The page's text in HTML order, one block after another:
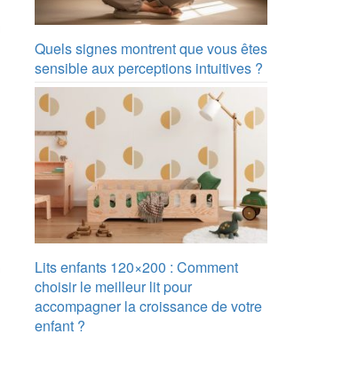
Quels signes montrent que vous êtes
sensible aux perceptions intuitives ?
Lits enfants 120×200 : Comment
choisir le meilleur lit pour
accompagner la croissance de votre
enfant ?